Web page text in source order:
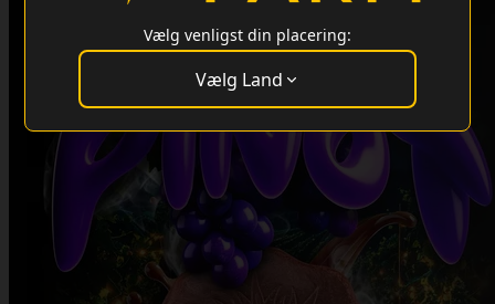
Vælg venligst din placering:
Vælg Land